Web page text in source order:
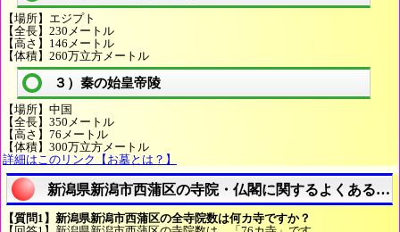
【場所】エジプト
【全長】230メートル
【高さ】146メートル
【体積】260万立方メートル
３）秦の始皇帝陵
【場所】中国
【全長】350メートル
【高さ】76メートル
【体積】300万立方メートル
詳細はこのリンク【お墓とは？】
新潟県新潟市西蒲区の寺院・仏閣に関するよくある質
【質問1】新潟県新潟市西蒲区の全寺院数は何カ寺ですか？